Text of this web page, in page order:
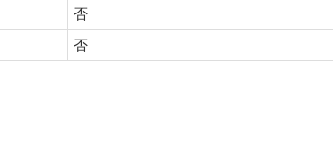
否
否